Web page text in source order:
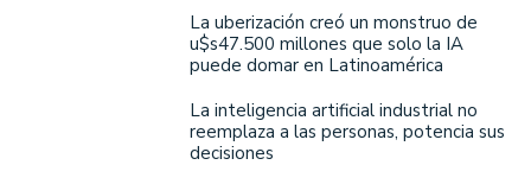
La uberización creó un monstruo de
u$s47.500 millones que solo la IA
puede domar en Latinoamérica
La inteligencia artificial industrial no
reemplaza a las personas, potencia sus
decisiones